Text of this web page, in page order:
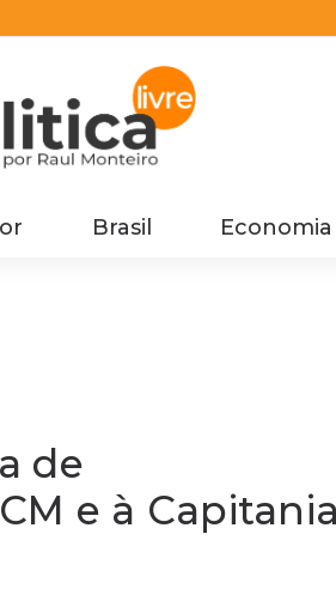
Brasil Economia
de
e à Capitania